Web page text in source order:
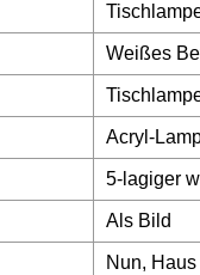
Weißes
Acryl-
5-lagiger
Als Bild
Nun, Haus